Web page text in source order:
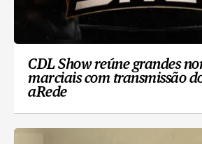
CDL Show reúne grandes
marciais com transmissão
aRede